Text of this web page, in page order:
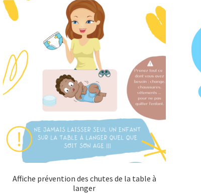
Affiche prévention des chutes de la table à
langer